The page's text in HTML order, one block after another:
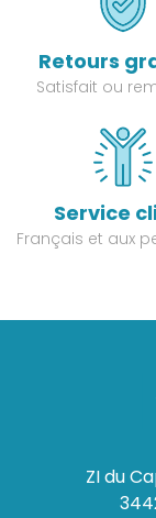
Retours
Satisfait ou
Service
Français et aux
ZI du